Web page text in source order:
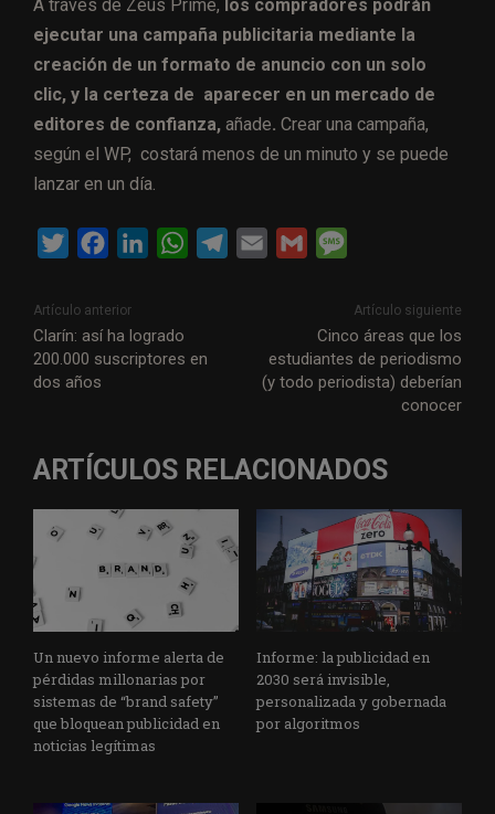
A través de Zeus Prime, los compradores podrán
ejecutar una campaña publicitaria mediante la
creación de un formato de anuncio con un solo
clic, y la certeza de aparecer en un mercado de
editores de confianza, añade. Crear una campaña,
según el WP, costará menos de un minuto y se puede
lanzar en un día.
i
t
t
c
e
b
k
k
e
n
W
s
p
m
l
l
s
a
Artículo anterior
Clarín: así ha logrado
200.000 suscriptores en
dos años
Artículo siguiente
Cinco áreas que los
estudiantes de periodismo
(y todo periodista) deberían
conocer
ARTÍCULOS RELACIONADOS
Un nuevo informe alerta de
pérdidas millonarias por
sistemas de “brand safety”
que bloquean publicidad en
noticias legítimas
Informe: la publicidad en
2030 será invisible,
personalizada y gobernada
por algoritmos